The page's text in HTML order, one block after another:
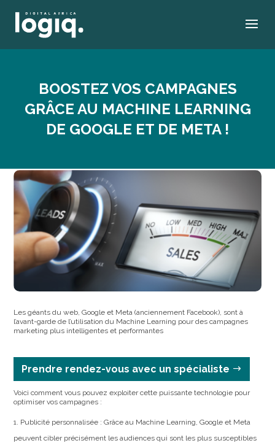
BOOSTEZ VOS CAMPAGNES
GRÂCE AU MACHINE LEARNING
DE GOOGLE ET DE META !
Les géants du web, Google et Meta (anciennement Facebook), sont à
l’avant-garde de l’utilisation du Machine Learning pour des campagnes
marketing plus intelligentes et performantes
Prendre rendez-vous avec un spécialiste
Voici comment vous pouvez exploiter cette puissante technologie pour
optimiser vos campagnes :
Publicité personnalisée : Grâce au Machine Learning, Google et Meta
peuvent cibler précisément les audiences qui sont les plus susceptibles